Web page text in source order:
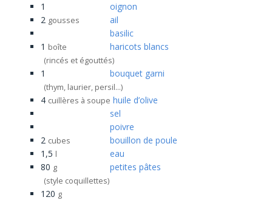
1
oignon
2 gousses
ail
basilic
1 boîte haricots blancs
(rincés et égouttés)
1 bouquet garni
(thym, laurier, persil...)
4 cuillères à soupe huile d’olive
sel
poivre
2 cubes
bouillon de poule
1,5 l
eau
80 g petites pâtes
(style coquillettes)
120 g